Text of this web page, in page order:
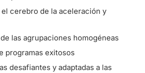
el cerebro de la aceleración y
las agrupaciones homogéneas
programas exitosos
desafiantes y adaptadas a las